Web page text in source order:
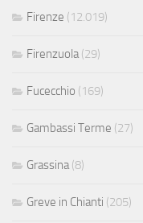
Firenze (12.019)
Firenzuola(29)
Fucecchio (169)
Gambassi Terme (27)
Grassina(8)
Greve in Chianti (205)